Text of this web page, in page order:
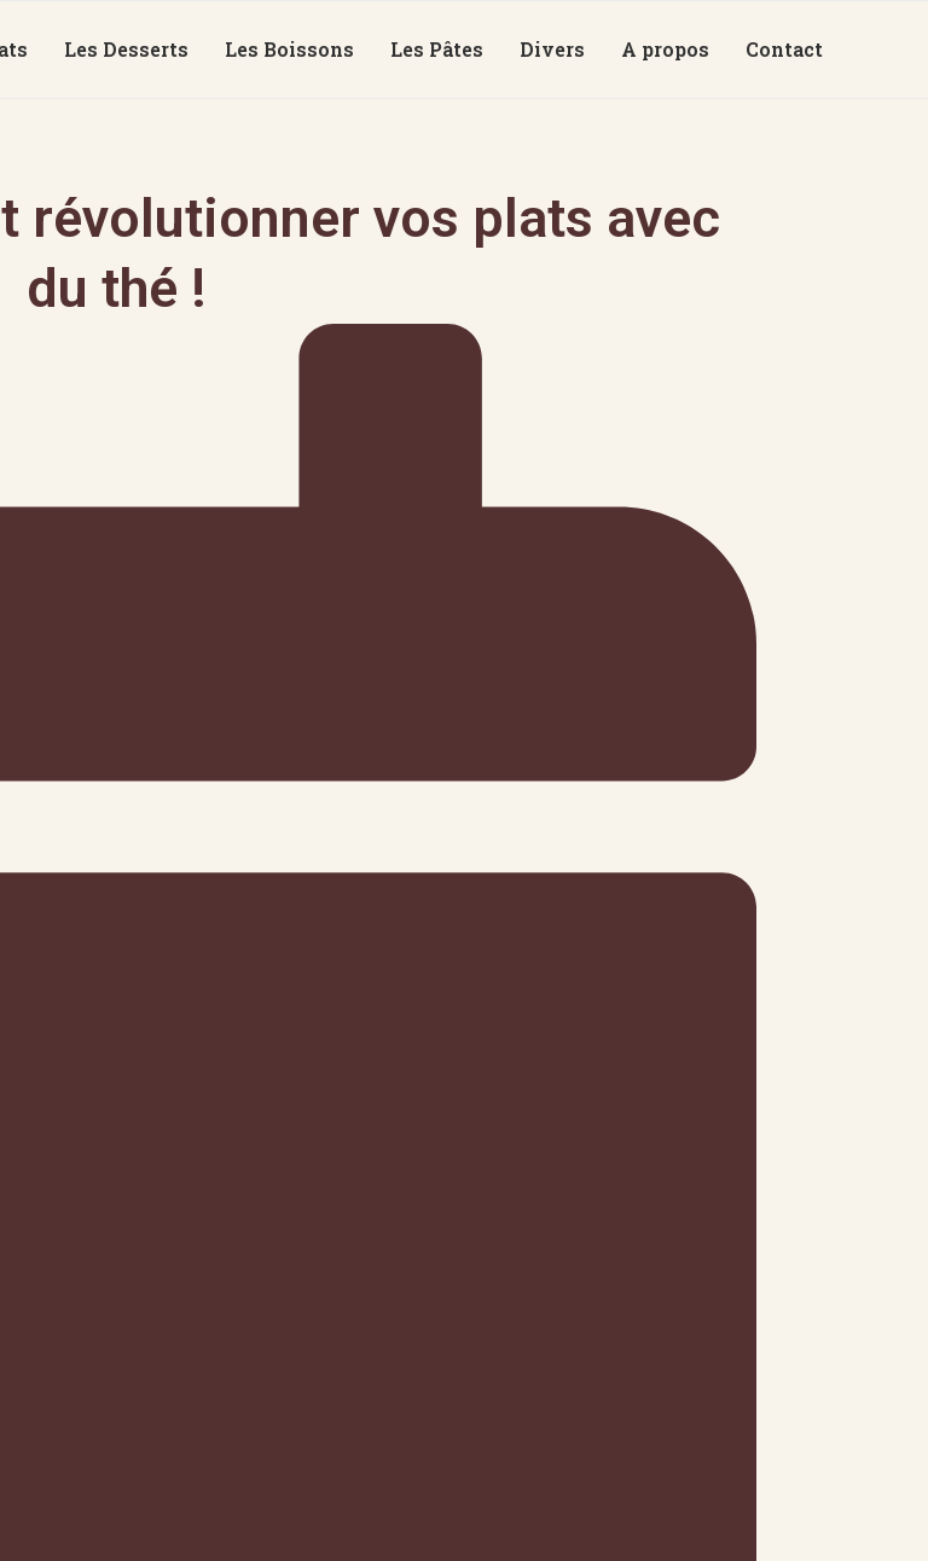
Les Desserts Les Boissons Les Pâtes Divers A propos Contact
révolutionner vos plats avec
du thé !